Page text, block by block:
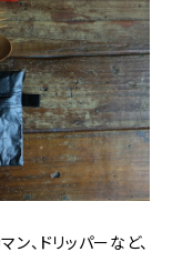
ン、ドリッパーなど、